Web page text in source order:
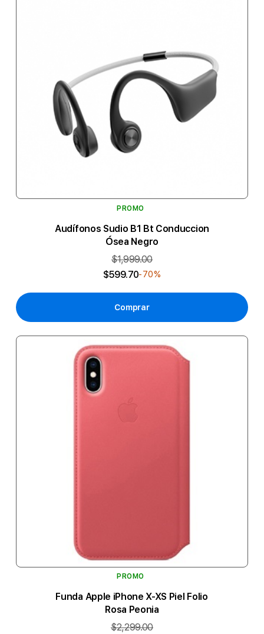
PROMO
Audífonos Sudio B1 Bt Conduccion
Ósea Negro
$1,999.00
$599.70-70%
Comprar
PROMO
Funda Apple iPhone X-XS Piel Folio
Rosa Peonia
$2,299.00